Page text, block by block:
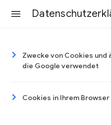
Zwecke von Cookies und
die Google verwendet
Cookies in Ihrem